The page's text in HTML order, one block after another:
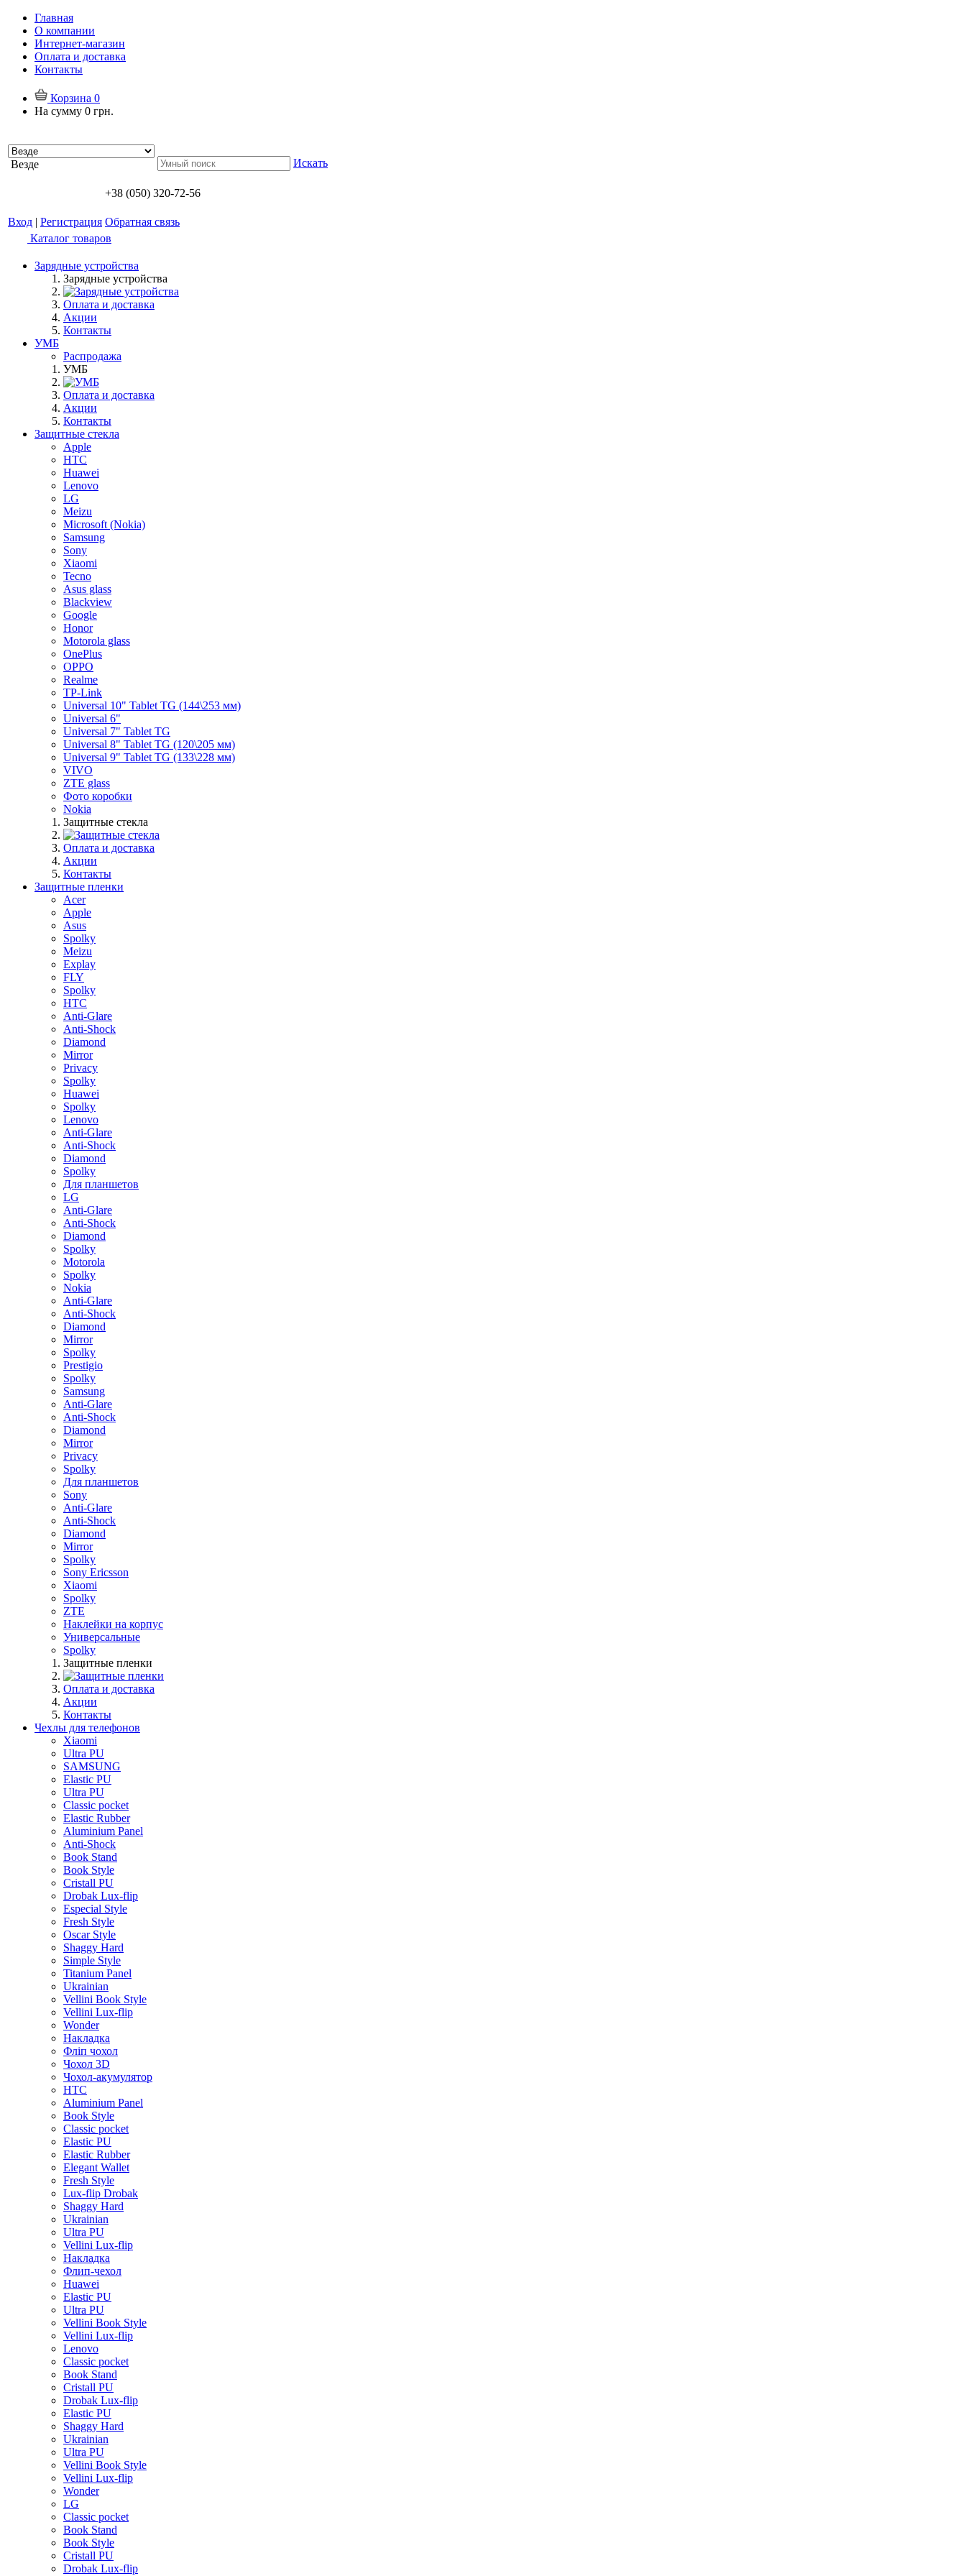
Главная
О компании
Интернет-магазин
Оплата и доставка
Контакты
Корзина 0
На сумму 0 грн.
Везде Искать
+38 (050) 320-72-56
Вход | Регистрация Обратная связь
Каталог товаров
Зарядные устройства
Зарядные устройства
Оплата и доставка
Акции
Контакты
УМБ
Распродажа
УМБ
Оплата и доставка
Акции
Контакты
Защитные стекла
Apple
HTC
Huawei
Lenovo
LG
Meizu
Microsoft (Nokia)
Samsung
Sony
Xiaomi
Tecno
Asus glass
Blackview
Google
Honor
Motorola glass
OnePlus
OPPO
Realme
TP-Link
Universal 10" Tablet TG (144\253 мм)
Universal 6"
Universal 7" Tablet TG
Universal 8" Tablet TG (120\205 мм)
Universal 9" Tablet TG (133\228 мм)
VIVO
ZTE glass
Фото коробки
Nokia
Защитные стекла
Оплата и доставка
Акции
Контакты
Защитные пленки
Acer
Apple
Asus
Spolky
Meizu
Explay
FLY
Spolky
HTC
Anti-Glare
Anti-Shock
Diamond
Mirror
Privacy
Spolky
Huawei
Spolky
Lenovo
Anti-Glare
Anti-Shock
Diamond
Spolky
Для планшетов
LG
Anti-Glare
Anti-Shock
Diamond
Spolky
Motorola
Spolky
Nokia
Anti-Glare
Anti-Shock
Diamond
Mirror
Spolky
Prestigio
Spolky
Samsung
Anti-Glare
Anti-Shock
Diamond
Mirror
Privacy
Spolky
Для планшетов
Sony
Anti-Glare
Anti-Shock
Diamond
Mirror
Spolky
Sony Ericsson
Xiaomi
Spolky
ZTE
Наклейки на корпус
Универсальные
Spolky
Защитные пленки
Оплата и доставка
Акции
Контакты
Чехлы для телефонов
Xiaomi
Ultra PU
SAMSUNG
Elastic PU
Ultra PU
Classic pocket
Elastic Rubber
Aluminium Panel
Anti-Shock
Book Stand
Book Style
Cristall PU
Drobak Lux-flip
Especial Style
Fresh Style
Oscar Style
Shaggy Hard
Simple Style
Titanium Panel
Ukrainian
Vellini Book Style
Vellini Lux-flip
Wonder
Накладка
Фліп чохол
Чохол 3D
Чохол-акумулятор
HTC
Aluminium Panel
Book Style
Classic pocket
Elastic PU
Elastic Rubber
Elegant Wallet
Fresh Style
Lux-flip Drobak
Shaggy Hard
Ukrainian
Ultra PU
Vellini Lux-flip
Накладка
Флип-чехол
Huawei
Elastic PU
Ultra PU
Vellini Book Style
Vellini Lux-flip
Lenovo
Classic pocket
Book Stand
Cristall PU
Drobak Lux-flip
Elastic PU
Shaggy Hard
Ukrainian
Ultra PU
Vellini Book Style
Vellini Lux-flip
Wonder
LG
Classic pocket
Book Stand
Book Style
Cristall PU
Drobak Lux-flip